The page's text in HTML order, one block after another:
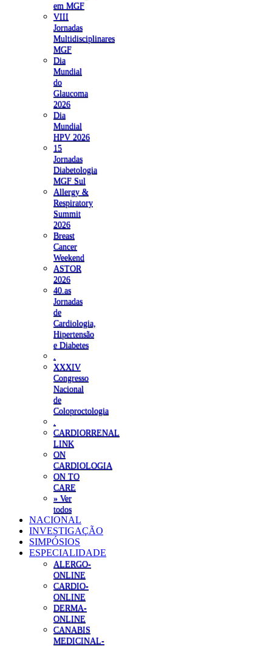
em MGF
VIII
Jornadas
Multidisciplinares
MGF
Dia
Mundial
do
Glaucoma
2026
Dia
Mundial
HPV 2026
15
Jornadas
Diabetologia
MGF Sul
Allergy &
Respiratory
Summit
2026
Breast
Cancer
Weekend
ASTOR
2026
40.as
Jornadas
de
Cardiologia,
Hipertensão
e Diabetes
XXXIV
Congresso
Nacional
de
Coloproctologia
CARDIORRENAL
LINK
ON
CARDIOLOGIA
ON TO
CARE
» Ver
todos
NACIONAL
INVESTIGAÇÃO
SIMPÓSIOS
ESPECIALIDADE
ALERGO-
ONLINE
CARDIO-
ONLINE
DERMA-
ONLINE
CANABIS
MEDICINAL-